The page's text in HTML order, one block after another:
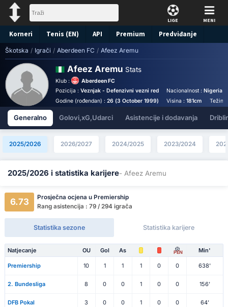
LIGE MENI
Korneri Tenis (EN) API Premium Predviđanje
Škotska / Igrači / Aberdeen FC / Afeez Aremu
Afeez Aremu Stats
Klub :
Aberdeen FC
Pozicija : Veznjak - Defenzivni vezni red Nacionalnost :Nigeria
Godine (rođendan) : 26 (3 October 1999) Visina :181cm
Generalno Golovi,xG,Udarci Asistencije i dodavanja
2025/2026 2026/2027 2024/2025 2023/2024
2025/2026 i statistika karijere- Afeez Aremu
6.73
Prosječna ocjena u Premiership
Rang asistencija : 79 / 294 igrača
Statistika sezone Statistika karijere
Natjecanje OU Gol As PEN Min'
Premiership 10 1 1 1 0 0 638'
2. Bundesliga 8 0 0 1 0 0 156'
DFB Pokal 3 0 0 1 0 0 64'